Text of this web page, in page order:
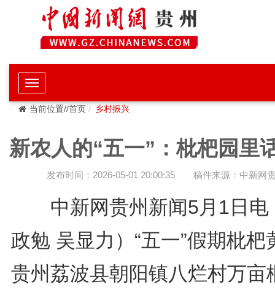
当前位置//首页 乡村振兴
新农人的“五一”：枇杷园里
发布时间：2026-05-01 20:00:35 稿件来源：中新网
中新网贵州新闻5月1日电
政勉 吴显力）“五一”假期枇杷
贵州荔波县朝阳镇八烂村万亩